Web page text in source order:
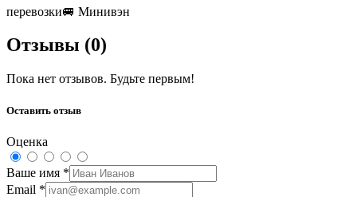
перевозки🚐 Минивэн
Отзывы (0)
Пока нет отзывов. Будьте первым!
Оставить отзыв
Оценка
Ваше имя *
Email *